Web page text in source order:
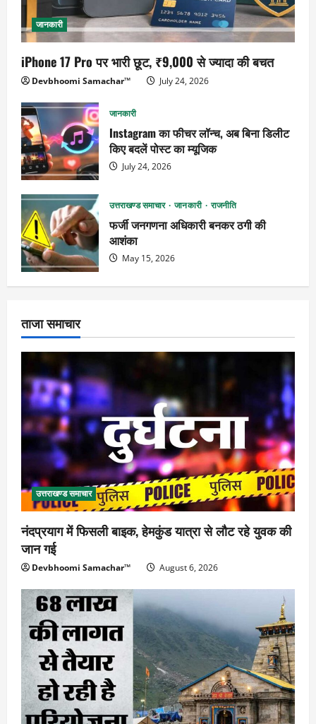
जानकारी
iPhone 17 Pro पर भारी छूट, ₹9,000 से ज्यादा की बचत
Devbhoomi Samachar™ July 24, 2026
जानकारी
Instagram का फीचर लॉन्च, अब बिना डिलीट
किए बदलें पोस्ट का म्यूजिक
July 24, 2026
उत्तराखण्ड समाचार जानकारी राजनीति
फर्जी जनगणना अधिकारी बनकर ठगी की
आशंका
May 15, 2026
ताजा समाचार
उत्तराखण्ड समाचार
नंदप्रयाग में फिसली बाइक, हेमकुंड यात्रा से लौट रहे युवक की
जान गई
Devbhoomi Samachar™ August 6, 2026